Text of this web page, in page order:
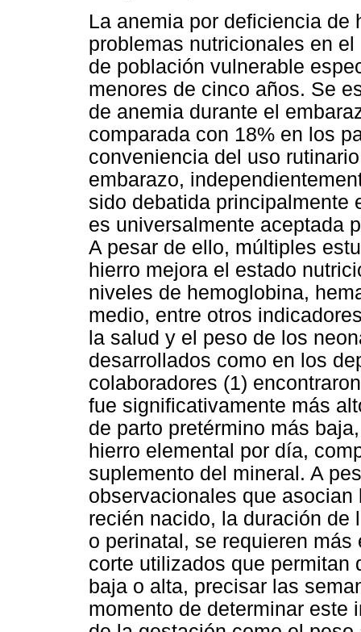
La anemia por deficiencia de
problemas nutricionales en
de población vulnerable
menores de cinco años. Se
de anemia durante el
comparada con 18% en los
conveniencia del uso
embarazo,
sido debatida principalmente
es universalmente aceptada
A pesar de ello, múltiples
hierro mejora el estado
niveles de hemoglobina,
medio, entre otros
la salud y el peso de los
desarrollados como en los
colaboradores (1)
fue significativamente más
de parto pretérmino más
hierro elemental por día,
suplemento del mineral. A
observacionales que
recién nacido, la duración de
o perinatal, se requieren
corte utilizados que permitan
baja o alta, precisar las
momento de determinar este